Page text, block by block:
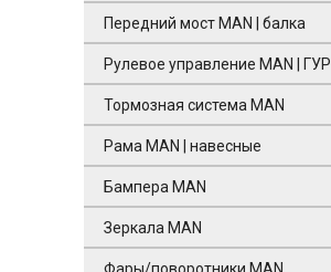
Передний мост MAN | балка
Рулевое управление MAN | ГУР
Тормозная система MAN
Рама MAN | навесные
Бампера MAN
Зеркала MAN
Фары/поворотники MAN